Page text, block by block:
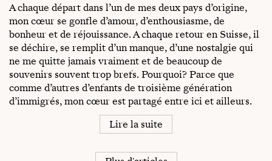
A chaque départ dans l’un de mes deux pays d’origine,
mon cœur se gonfle d’amour, d’enthousiasme, de
bonheur et de réjouissance. A chaque retour en Suisse, il
se déchire, se remplit d’un manque, d’une nostalgie qui
ne me quitte jamais vraiment et de beaucoup de
souvenirs souvent trop brefs. Pourquoi? Parce que
comme d’autres d’enfants de troisième génération
d’immigrés, mon cœur est partagé entre ici et ailleurs.
Lire la suite